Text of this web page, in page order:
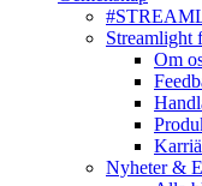
Streamlight
Om
Nyheter &